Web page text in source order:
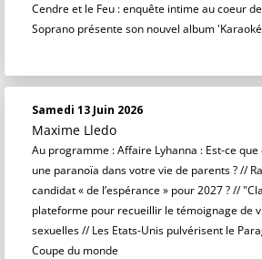
Cendre et le Feu : enquête intime au coeur
Soprano présente son nouvel album
Samedi 13 Juin 2026
Maxime Lledo
Au programme : Affaire Lyhanna : Est-ce
une paranoïa dans votre vie de parents ? //
candidat « de l’espérance » pour 2027 ? //
plateforme pour recueillir le témoignage de
sexuelles // Les Etats-Unis pulvérisent le
Coupe du monde